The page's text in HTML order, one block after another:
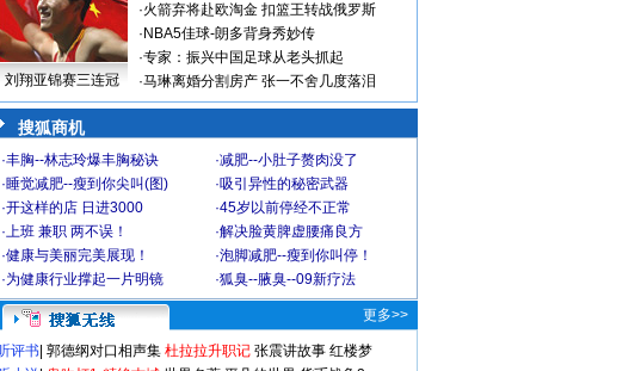
刘翔亚锦赛三连冠
·火箭弃将赴欧淘金 扣篮王转战俄罗斯
· NBA5佳球-朗多背身秀妙传
·专家：振兴中国足球从老头抓起
·马琳离婚分割房产 张一不舍几度落泪
搜狐商机
·丰胸--林志玲爆丰胸秘诀 ·减肥--小肚子赘肉没了
·睡觉减肥--瘦到你尖叫(图) ·吸引异性的秘密武器
·开这样的店 日进3000 ·45岁以前停经不正常
·上班 兼职 两不误！ ·解决脸黄脾虚腰痛良方
·健康与美丽完美展现！ ·泡脚减肥--瘦到你叫停！
·为健康行业撑起一片明镜 ·狐臭--腋臭--09新疗法
更多>>
评书 郭德纲对口相声集 杜拉拉升职记 张震讲故事 红楼梦